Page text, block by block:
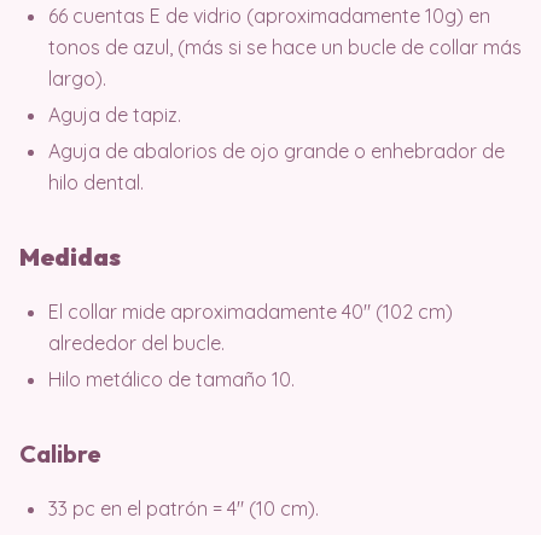
66 cuentas E de vidrio (aproximadamente 10g) en
tonos de azul, (más si se hace un bucle de collar más
largo).
Aguja de tapiz.
Aguja de abalorios de ojo grande o enhebrador de
hilo dental.
Medidas
El collar mide aproximadamente 40″ (102 cm)
alrededor del bucle.
Hilo metálico de tamaño 10.
Calibre
33 pc en el patrón = 4″ (10 cm).